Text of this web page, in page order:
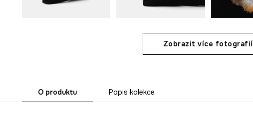
Zobrazit více fotografií
O produktu Popis kolekce